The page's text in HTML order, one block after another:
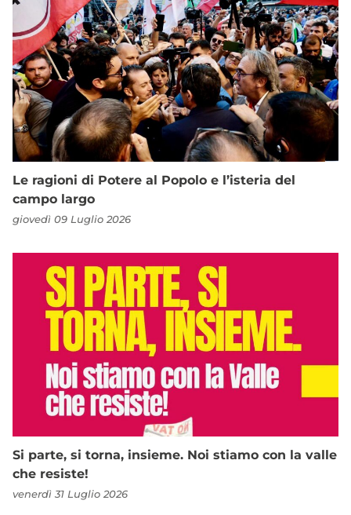
Le ragioni di Potere al Popolo e l’isteria del
campo largo
giovedì 09 Luglio 2026
Si parte, si torna, insieme. Noi stiamo con la valle
che resiste!
venerdì 31 Luglio 2026